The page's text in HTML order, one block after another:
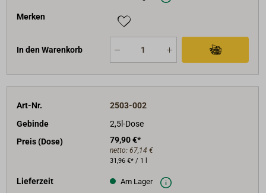
Merken
In den Warenkorb
Art-Nr.
2503-002
Gebinde
2,5l-Dose
Preis (Dose)
79,90 €*
netto: 67,14 €
31,96 €* / 1 l
Lieferzeit Am Lager